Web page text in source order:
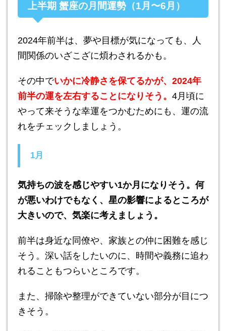
上半期 蟹座の月間運勢（1月〜6月）
2024年前半は、夢や目標が気になっても、人
間関係のいざこざに煩わされるかも。
その中でいかに冷静さを保てるかが、2024年
前半の運を左右することになりそう。 4月頃に
やって来そうな幸運をつかむためにも、運の流
れをチェックしましょう。
1月
気持ちの波を感じやすい1か月になりそう。何
が悪いわけでもなく、星の影響によるところが
大きいので、気楽に考えましょう。
前半は身近な同僚や、家族との仲に困難を感じ
そう。深い話をしたいのに、時間や義務に追わ
れることもつらいところです。
また、掃除や整理ができていない部分が目につ
きそう。